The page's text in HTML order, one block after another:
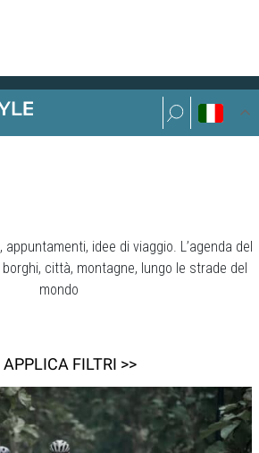
PROPOSTE
appuntamenti, idee di viaggio. L’agenda del
città, montagne, lungo le strade del
mondo
APPLICA FILTRI >>